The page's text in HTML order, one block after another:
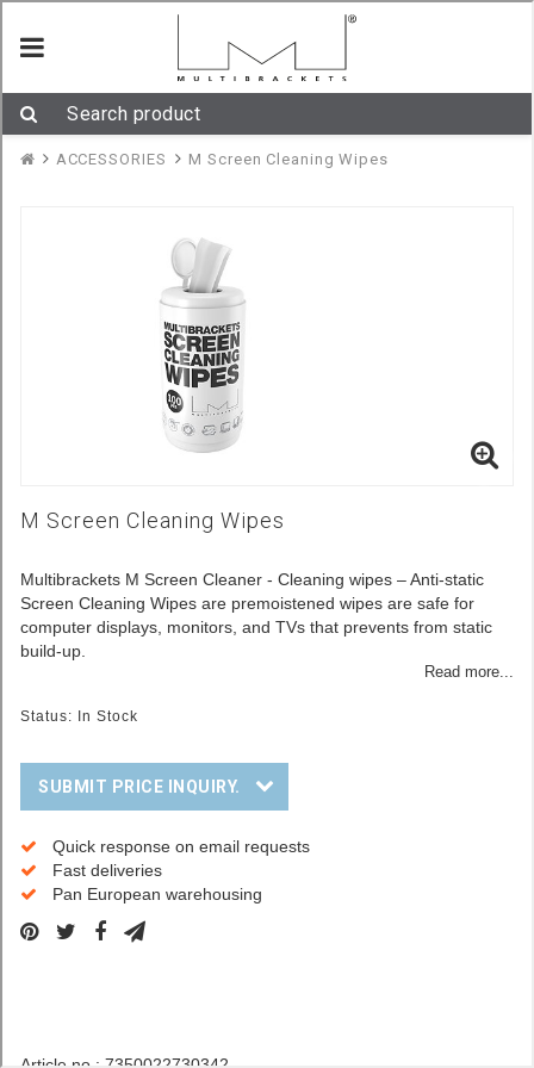
rengör proffesionellt
Multibrackets a Antistatiska Skärm rengöring. M Screen Cleaning Wipes är
våtservetter med specifik blandning för att kvalitativt rengöra Bildskärmar,
LCD, plasma, CRT-bildskärmar samt TV-apparater.
Dessa våtservetter hindrar även skärm ytan från att bygga upp statisk
© 2026 Mulibrackets Europe AB